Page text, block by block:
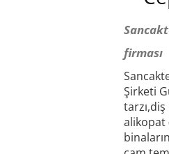
firması
Şirketi
alikopat